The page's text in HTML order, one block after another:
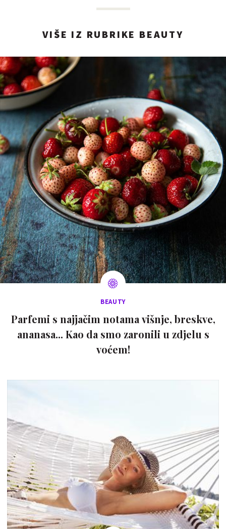
VIŠE IZ RUBRIKE BEAUTY
BEAUTY
Parfemi s najjačim notama višnje, breskve,
ananasa... Kao da smo zaronili u zdjelu s
voćem!